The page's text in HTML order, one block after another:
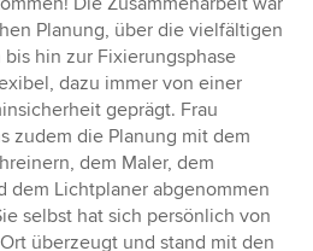
Planung, über die vielfältigen
hin zur Fixierungsphase
dazu immer von einer
geprägt. Frau
zudem die Planung mit dem
dem Maler, dem
dem Lichtplaner abgenommen
selbst hat sich persönlich von
überzeugt und stand mit den